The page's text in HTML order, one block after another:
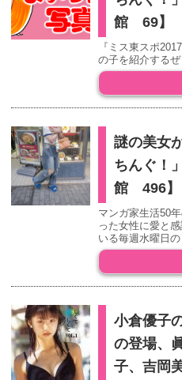
館 69】
『ミス東スポ
の子を紹介するぜ
謎の美女
ちんぐ！
館 496】
マンガ家生活50
った女性に愛と
いる毎週水曜日
小倉優子
の登場、
子、吉岡